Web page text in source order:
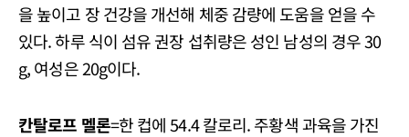
을 높이고 장 건강을 개선해 체중 감량에 도움을 얻을 수
있다. 하루 식이 섬유 권장 섭취량은 성인 남성의 경우 30
g, 여성은 20g이다.
칸탈로프 멜론=한 컵에 54.4 칼로리. 주황색 과육을 가진